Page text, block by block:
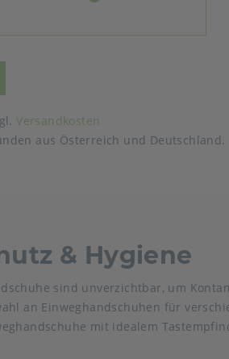
Versandkosten
aus Österreich und Deutschland.
& Hygiene
sind unverzichtbar, um
an Einweghandschuhen für
mit idealem